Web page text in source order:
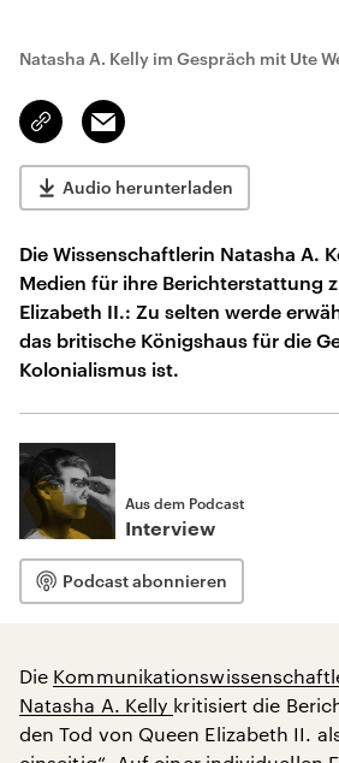
Natasha A. Kelly im Gespräch mit Ute
Link
kopieren/teilen
Email
Audio herunterladen
Die Wissenschaftlerin Natasha A.
Medien für ihre Berichterstattung
Elizabeth II.: Zu selten werde
das britische Königshaus für die
Kolonialismus ist.
Aus dem Podcast
Interview
Podcast abonnieren
Die
Natasha A. Kelly kritisiert die
den Tod von Queen Elizabeth II.